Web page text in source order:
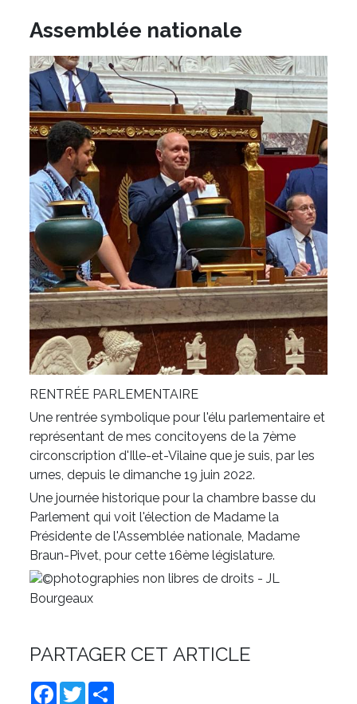
Assemblée nationale
RENTRÉE PARLEMENTAIRE
Une rentrée symbolique pour l'élu parlementaire et
représentant de mes concitoyens de la 7ème
circonscription d'Ille-et-Vilaine que je suis, par les
urnes, depuis le dimanche 19 juin 2022.
Une journée historique pour la chambre basse du
Parlement qui voit l'élection de Madame la
Présidente de l'Assemblée nationale, Madame
Braun-Pivet, pour cette 16ème législature.
photographies non libres de droits - JL
Bourgeaux
PARTAGER CET ARTICLE
FacebookTwitter